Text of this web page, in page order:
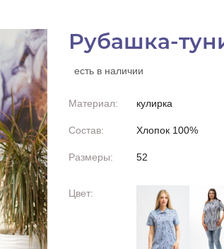
Рубашка-
есть в наличии
Материал: кулирка
Состав: Хлопок 100%
Размеры: 52
Цвет: